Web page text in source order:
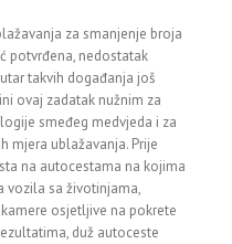
za smanjenje broja
potvrđena, nedostatak
takvih događanja još
ovaj zadatak nužnim za
smeđeg medvjeda i za
mjera ublažavanja. Prije
na autocestama na kojima
vozila sa životinjama,
osjetljive na pokrete
duž autoceste